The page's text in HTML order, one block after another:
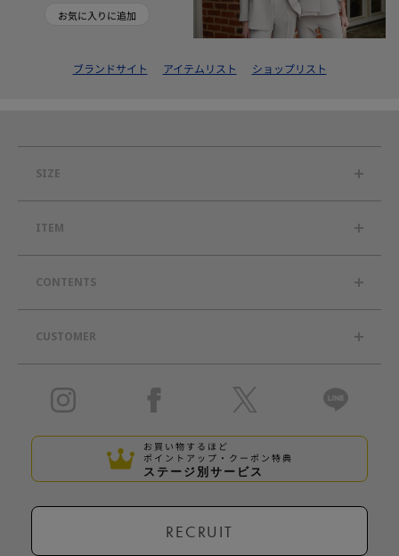
お気に入りに追加
ブランドサイト アイテムリスト ショップリスト
SIZE
ITEM
CONTENTS
CUSTOMER
お買い物するほど
ポイントアップ・クーポン特典
ステージ別サービス
RECRUIT